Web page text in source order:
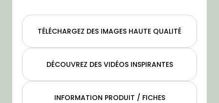
TÉLÉCHARGEZ DES IMAGES HAUTE QUALITÉ
DÉCOUVREZ DES VIDÉOS INSPIRANTES
INFORMATION PRODUIT / FICHES